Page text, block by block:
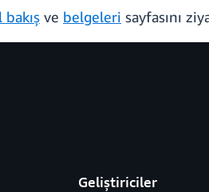
ve belgeleri sayfasını
Geliştiriciler